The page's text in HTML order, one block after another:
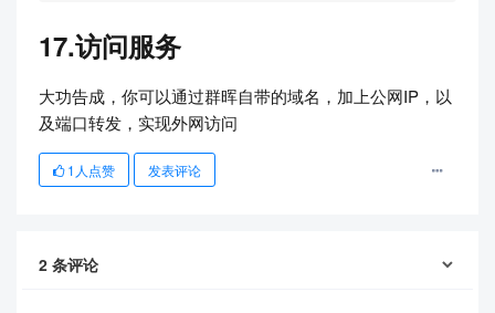
17.访问服务
大功告成，你可以通过群晖自带的域名，加上公网IP，以
及端口转发，实现外网访问
1 人点赞 发表评论
2 条评论